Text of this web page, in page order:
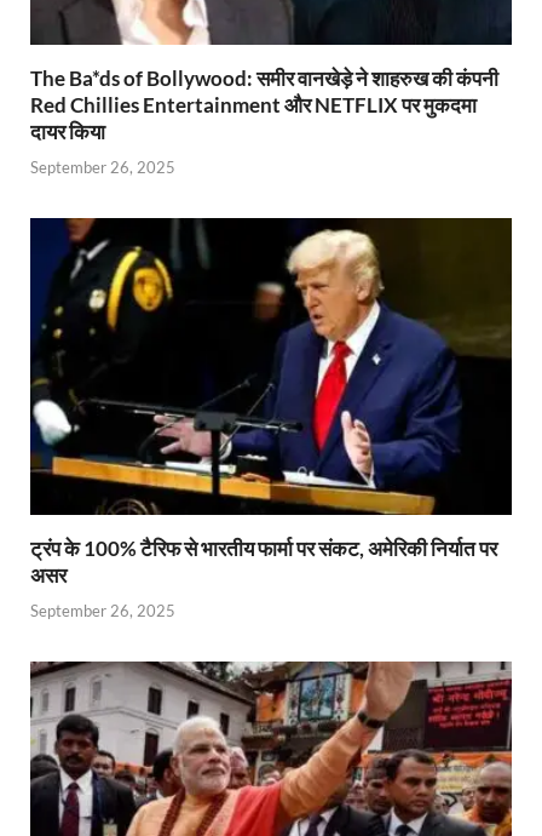
The Ba*ds of Bollywood: समीर वानखेड़े ने शाहरुख की कंपनी
Red Chillies Entertainment और NETFLIX पर मुकदमा
दायर किया
September 26, 2025
ट्रंप के 100% टैरिफ से भारतीय फार्मा पर संकट, अमेरिकी निर्यात पर
असर
September 26, 2025